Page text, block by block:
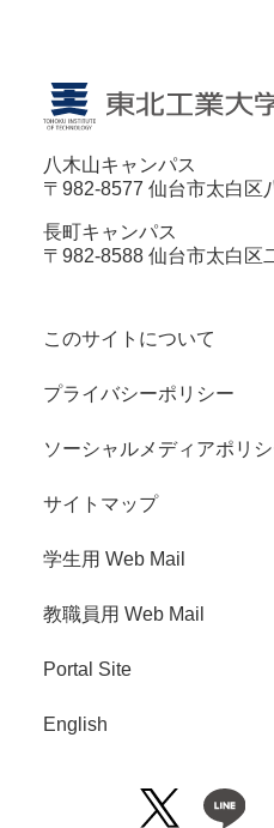
八木山キャンパス
〒982-8577 仙台市太白区
長町キャンパス
〒982-8588 仙台市太白区
このサイトについて
プライバシーポリシー
ソーシャルメディアポリ
サイトマップ
学生用 Web Mail
教職員用 Web Mail
Portal Site
English